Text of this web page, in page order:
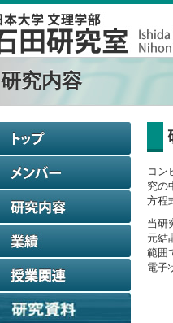
研究内容
コン
究の
方程
当研
元結
範囲
電子